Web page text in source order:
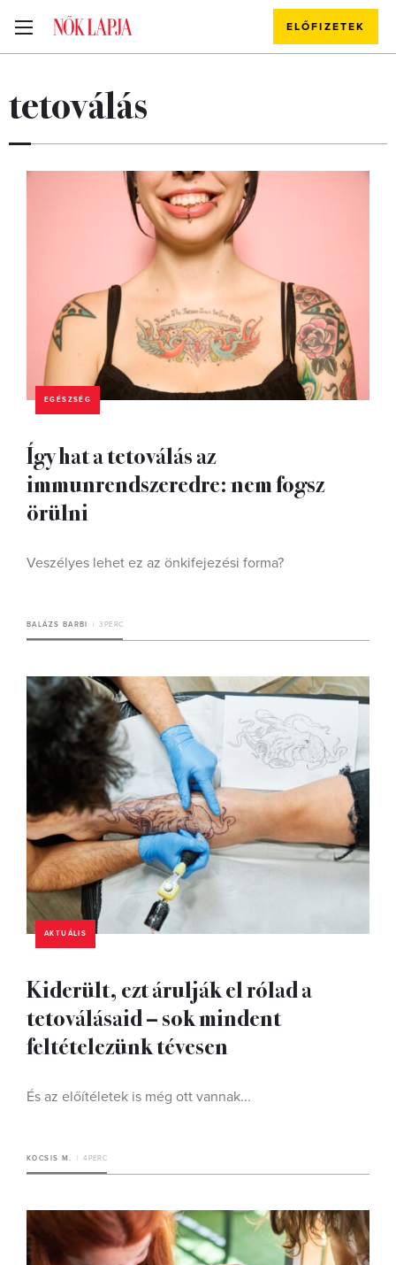
ELŐFIZETEK
tetoválás
EGÉSZSÉG
Így hat a tetoválás az
immunrendszeredre: nem fogsz
örülni
Veszélyes lehet ez az önkifejezési forma?
BALÁZS BARBI 3 PERC
AKTUÁLIS
Kiderült, ezt árulják el rólad a
tetoválásaid – sok mindent
feltételezünk tévesen
És az előítéletek is még ott vannak...
KOCSIS M. 4 PERC